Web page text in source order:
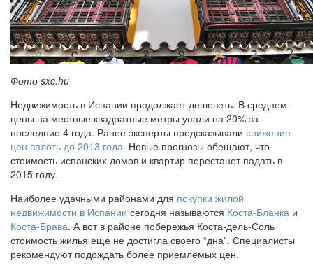
Фото sxc.hu
Недвижимость в Испании продолжает дешеветь. В среднем
цены на местные квадратные метры упали на 20% за
последние 4 года. Ранее эксперты предсказывали снижение
цен вплоть до 2013 года. Новые прогнозы обещают, что
стоимость испанских домов и квартир перестанет падать в
2015 году.
Наиболее удачными районами для покупки жилой
недвижимости в Испании сегодня называются Коста-Бланка и
Коста-Брава. А вот в районе побережья Коста-дель-Соль
стоимость жилья еще не достигла своего “дна”. Специалисты
рекомендуют подождать более приемлемых цен.